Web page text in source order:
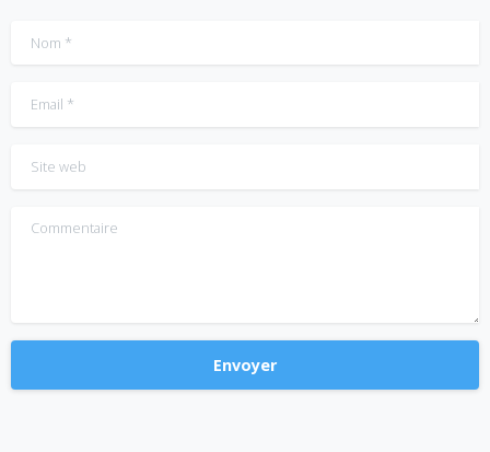
Nom*
Email*
Site web
Commentaire